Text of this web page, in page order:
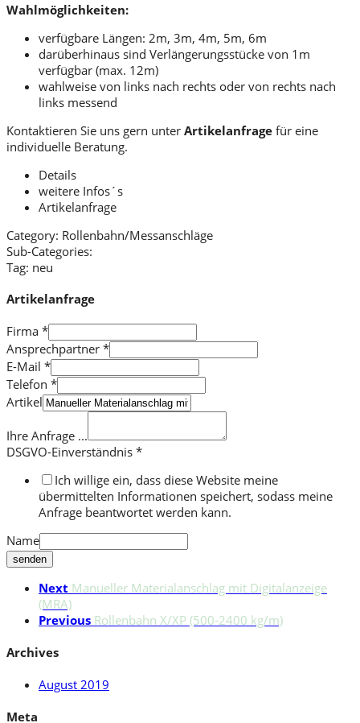
Wahlmöglichkeiten:
verfügbare Längen: 2m, 3m, 4m, 5m, 6m
darüberhinaus sind Verlängerungsstücke von 1m
verfügbar (max. 12m)
wahlweise von links nach rechts oder von rechts nach
links messend
Kontaktieren Sie uns gern unter Artikelanfrage für eine
individuelle Beratung.
Details
weitere Infos´s
Artikelanfrage
Category: Rollenbahn/Messanschläge
Sub-Categories:
Tag: neu
Artikelanfrage
Firma *
Ansprechpartner *
E-Mail *
Telefon *
Artikel
Ihre Anfrage ...
DSGVO-Einverständnis *
Ich willige ein, dass diese Website meine
übermittelten Informationen speichert, sodass meine
Anfrage beantwortet werden kann.
Name
senden
Next Manueller Materialanschlag mit Digitalanzeige
(MRA)
Previous Rollenbahn X/XP (500-2400 kg/m)
Archives
August 2019
Meta